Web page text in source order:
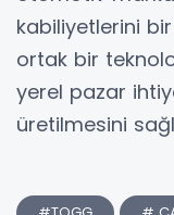
kabiliyetlerini
ortak bir
yerel pazar
üretilmesini